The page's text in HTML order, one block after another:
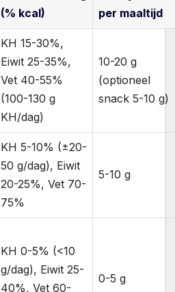
(% kcal)
per maaltijd
KH 15-30%,
Eiwit 25-35%,
Vet 40-55%
(100-130 g
KH/dag)
10-20 g
(optioneel
snack 5-10 g)
KH 5-10% (±20-
50 g/dag), Eiwit
20-25%, Vet 70-
75%
5-10 g
KH 0-5% (<10
g/dag), Eiwit 25-
40%, Vet 60-
0-5 g